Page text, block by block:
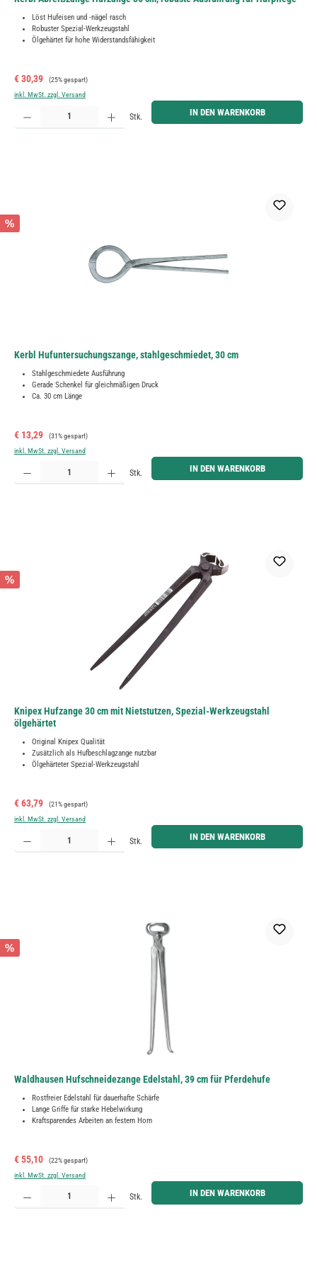
Löst Hufeisen und -nägel rasch
Robuster Spezial-Werkzeugstahl
Ölgehärtet für hohe Widerstandsfähigkeit
Verkaufspreis:
€ 30,39 Regulärer Preis:
(25% gespart)
inkl. MwSt. zzgl. Versand
Produkt Anzahl: Gib den gewünschten Wert ein oder benutze die Schaltflächen um die Anzahl zu
Stk. IN DEN WARENKORB
%
Kerbl Hufuntersuchungszange, stahlgeschmiedet, 30 cm
Stahlgeschmiedete Ausführung
Gerade Schenkel für gleichmäßigen Druck
Ca. 30 cm Länge
Verkaufspreis:
€ 13,29 Regulärer Preis:
(31% gespart)
inkl. MwSt. zzgl. Versand
Produkt Anzahl: Gib den gewünschten Wert ein oder benutze die Schaltflächen um die Anzahl zu
Stk. IN DEN WARENKORB
%
Knipex Hufzange 30 cm mit Nietstutzen, Spezial-Werkzeugstahl
ölgehärtet
Original Knipex Qualität
Zusätzlich als Hufbeschlagzange nutzbar
Ölgehärteter Spezial-Werkzeugstahl
Verkaufspreis:
€ 63,79 Regulärer Preis:
(21% gespart)
inkl. MwSt. zzgl. Versand
Produkt Anzahl: Gib den gewünschten Wert ein oder benutze die Schaltflächen um die Anzahl zu
Stk. IN DEN WARENKORB
%
Waldhausen Hufschneidezange Edelstahl, 39 cm für Pferdehufe
Rostfreier Edelstahl für dauerhafte Schärfe
Lange Griffe für starke Hebelwirkung
Kraftsparendes Arbeiten an festem Horn
Verkaufspreis:
€ 55,10 Regulärer Preis:
(22% gespart)
inkl. MwSt. zzgl. Versand
Produkt Anzahl: Gib den gewünschten Wert ein oder benutze die Schaltflächen um die Anzahl zu
Stk. IN DEN WARENKORB